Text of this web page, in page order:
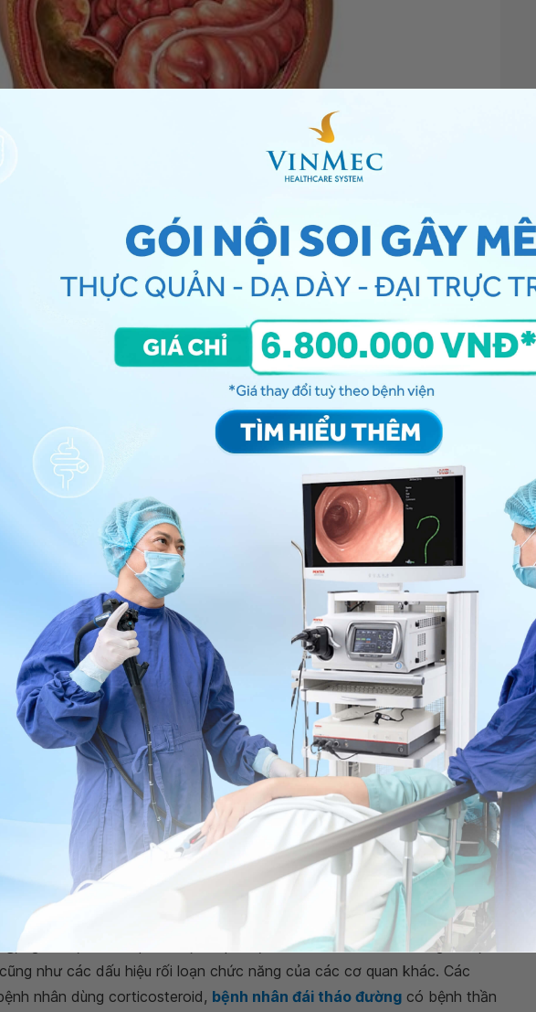
Viêm phúc mạc có thể gây tình trạng co cứng thành bụng
dấu hiệu co cứng thành bụng trong viêm
mạc thường dựa trên lâm sàng. Tiền sử người bệnh cần quan tâm đến
gần đây, các đợt viêm phúc mạc trước đó, sử dụng các chất ức chế
các bệnh lý ngoại khoa trong ổ bụng (ví dụ: bệnh viêm ruột,
dày tá tràng ) làm tăng nguy cơ nhiễm trùng.
chứng thường được tìm thấy trong bệnh viêm phúc mạc cấp do vi
80% bệnh nhân)
(gặp ở 70% bệnh nhân)
không giải thích được
sau khi dùng thuốc lợi tiểu
mới khởi phát
cấp tính hoặc âm ỉ, chính là phàn nàn chính của bệnh nhân viêm phúc
thể âm ỉ và kém khu trú - cơ chế là do ổ nhiễm trùng mới gây tổn thương
đó là cơn đau trở nên ổn định hơn, dữ dội và khu trú hơn. Đây là dấu
cũng đã bị ảnh hưởng. Thậm chí, tình trạng đau bụng có thể trở nên
động nào (ví dụ: ho, gập hông) hay bất kỳ áp lực cục bộ trên thành
chế co cứng thành bụng. Nếu tình trạng nhiễm trùng cơ bản không
lan tỏa. Trong một số bệnh lý nhất định (ví dụ, thủng dạ dày, viêm tụy
đường ruột),co cứng thành bụng và cảm ứng phúc mạc có thể biểu
, người bệnh viêm phúc mạc cấp được thăm khám có thể còn ghi nhận
như các dấu hiệu rối loạn chức năng của các cơ quan khác. Các
nhân dùng corticosteroid, bệnh nhân đái tháo đường có bệnh thần